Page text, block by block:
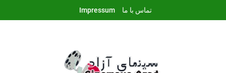
تماس با ما Impressum